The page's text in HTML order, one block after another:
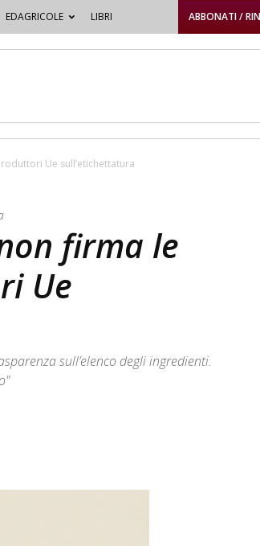
EDAGRICOLE LIBRI ABBONATI /
Ue sull’etichettatura
firma le
Ue
sull’elenco degli ingredienti.